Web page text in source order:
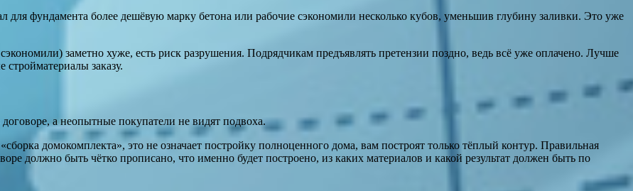
фундамента более дешёвую марку бетона или рабочие сэкономили несколько кубов, уменьшив глубину заливки. Это уже
заметно хуже, есть риск разрушения. Подрядчикам предъявлять претензии поздно, ведь всё уже оплачено. Лучше
стройматериалы заказу.
а неопытные покупатели не видят подвоха.
домокомплекта», это не означает постройку полноценного дома, вам построят только тёплый контур. Правильная
должно быть чётко прописано, что именно будет построено, из каких материалов и какой результат должен быть по